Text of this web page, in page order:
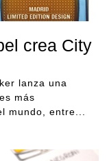
crea City
lanza una
más
mundo, entre...